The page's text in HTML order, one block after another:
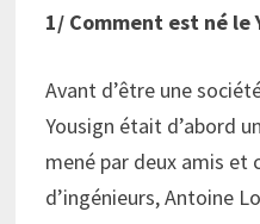
1/ Comment est né le
Avant d’être une
Yousign était d’abord
mené par deux amis et
d’ingénieurs, Antoine